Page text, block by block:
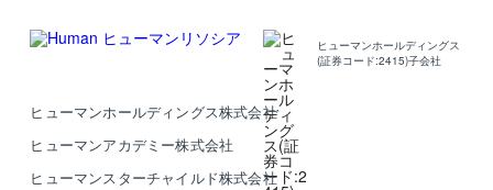
ヒューマンホールディングス
(証券コード:2415)子会社
ヒューマンホールディングス株式会社
ヒューマンアカデミー株式会社
ヒューマンスターチャイルド株式会社